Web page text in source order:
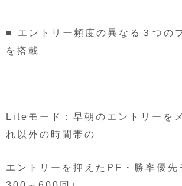
■ エントリー頻度の異なる３つの
を搭載
Liteモード：早朝のエントリーを
れ以外の時間帯の
エントリーを抑えたPF・勝率優先